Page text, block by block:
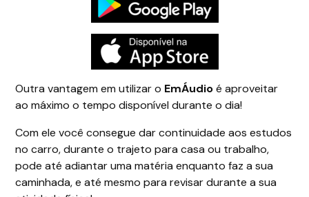
Outra vantagem em utilizar o EmÁudioé aproveitar
ao máximo o tempo disponível durante o dia!
Com ele você consegue dar continuidade aos estudos
no carro, durante o trajeto para casa ou trabalho,
pode até adiantar uma matéria enquanto faz a sua
caminhada, e até mesmo para revisar durante a sua